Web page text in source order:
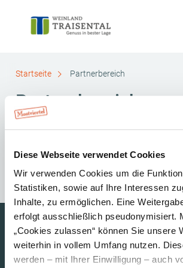
Diese Webseite verwendet Cookies
Wir verwenden Cookies um die
Statistiken, sowie auf Ihre Interessen
Inhalte, zu ermöglichen. Eine
erfolgt ausschließlich pseudonymisiert.
„Cookies zulassen“ können Sie unsere
weiterhin in vollem Umfang nutzen.
werden – mit Ihrer Einwilligung – auch
Direkt zur Volltextsuche
Direkt zum Inhalt
Startseite Partnerbereich
Partnerbereich
Urlaubsservice
Wir helfen Ihnen gerne weiter.